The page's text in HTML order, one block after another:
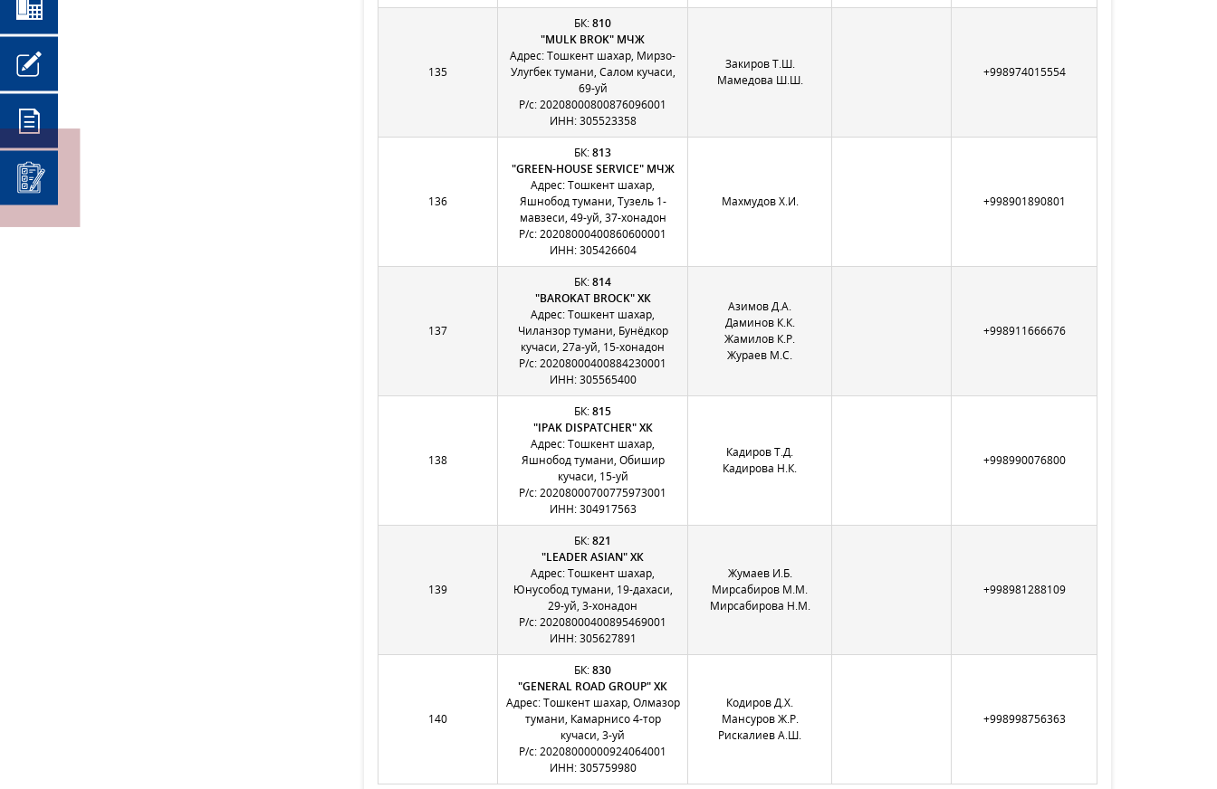
135
БК:810
"MULK BROK" МЧЖ
Адрес: Тошкент шахар, Мирзо-
Улугбек тумани, Салом кучаси,
69-уй
Р/с: 20208000800876096001
ИНН: 305523358
Закиров Т.Ш.
Мамедова Ш.Ш.
+998974015554
136
БК:813
"GREEN-HOUSE SERVICE" МЧЖ
Адрес: Тошкент шахар,
Яшнобод тумани, Тузель 1-
мавзеси, 49-уй, 37-хонадон
Р/с: 20208000400860600001
ИНН: 305426604
Махмудов Х.И. +998901890801
137
БК:814
"BAROKAT BROCK" ХК
Адрес: Тошкент шахар,
Чиланзор тумани, Бунёдкор
кучаси, 27а-уй, 15-хонадон
Р/с: 20208000400884230001
ИНН: 305565400
Азимов Д.А.
Даминов К.К.
Жамилов К.Р.
Жураев М.С.
+998911666676
138
БК:815
"IPAK DISPATCHER" ХК
Адрес: Тошкент шахар,
Яшнобод тумани, Обишир
кучаси, 15-уй
Р/с: 20208000700775973001
ИНН: 304917563
Кадиров Т.Д.
Кадирова Н.К.
+998990076800
139
БК:821
"LEADER ASIAN" ХК
Адрес: Тошкент шахар,
Юнусобод тумани, 19-дахаси,
29-уй, 3-хонадон
Р/с: 20208000400895469001
ИНН: 305627891
Жумаев И.Б.
Мирсабиров М.М.
Мирсабирова Н.М.
+998981288109
140
БК:830
"GENERAL ROAD GROUP" ХК
Адрес: Тошкент шахар, Олмазор
тумани, Камарнисо 4-тор
кучаси, 3-уй
Р/с: 20208000000924064001
ИНН: 305759980
Кодиров Д.Х.
Мансуров Ж.Р.
Рискалиев А.Ш.
+998998756363